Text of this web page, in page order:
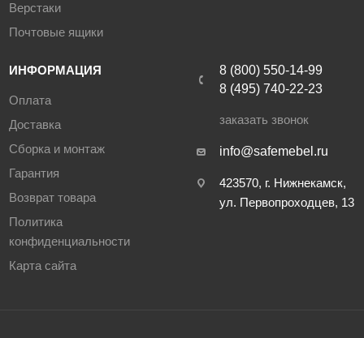
Верстаки
Почтовые ящики
ИНФОРМАЦИЯ
Оплата
Доставка
Сборка и монтаж
Гарантия
Возврат товара
Политика
конфиденциальности
Карта сайта
8 (800) 550-14-99
8 (495) 740-22-23
заказать звонок
info@safemebel.ru
423570, г. Нижнекамск,
ул. Первопроходцев, 13